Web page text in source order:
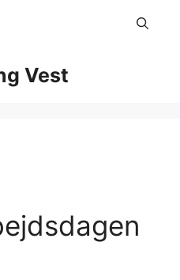
Vest